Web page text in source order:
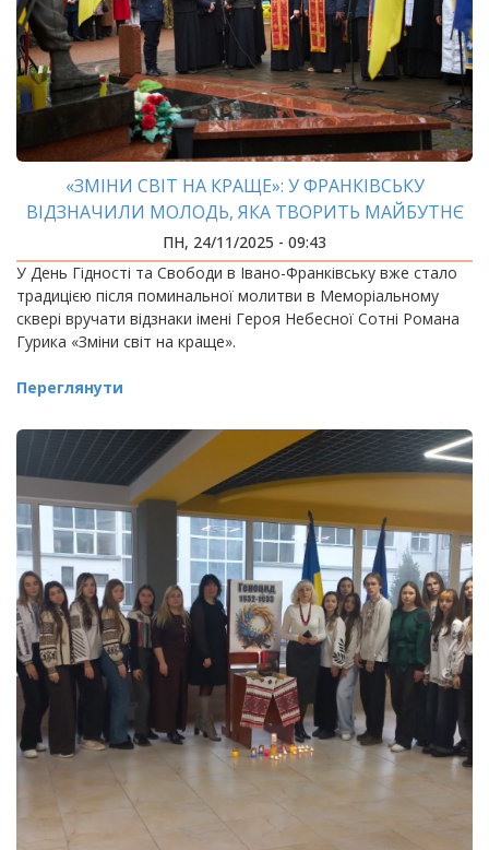
«ЗМІНИ СВІТ НА КРАЩЕ»: У ФРАНКІВСЬКУ
ВІДЗНАЧИЛИ МОЛОДЬ, ЯКА ТВОРИТЬ МАЙБУТНЄ
УКРАЇНИ
ПН, 24/11/2025 - 09:43
У День Гідності та Свободи в Івано-Франківську вже стало
традицією після поминальної молитви в Меморіальному
сквері вручати відзнаки імені Героя Небесної Сотні Романа
Гурика «Зміни світ на краще».
Переглянути